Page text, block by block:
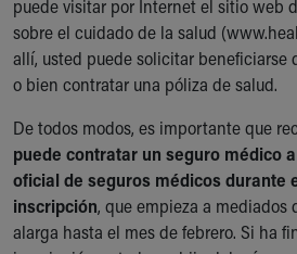
Inside Children's Blog
KidsHealth Topics
Family Library
Injury Prevention
Medical Records
Symptom Checker
Skip to main content
puede visitar por Internet el sitio web
sobre el cuidado de la salud
allí, usted puede solicitar beneficiarse
o bien contratar una póliza de salud.
De todos modos, es importante que
puede contratar un seguro médico
oficial de seguros médicos durante
inscripción, que empieza a mediados
alarga hasta el mes de febrero. Si ha